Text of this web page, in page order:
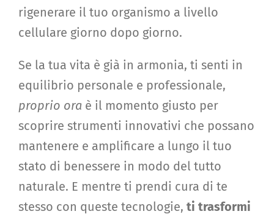
rigenerare il tuo organismo a livello
cellulare giorno dopo giorno.
Se la tua vita è già in armonia, ti senti in
equilibrio personale e professionale,
proprio ora è il momento giusto per
scoprire strumenti innovativi che possano
mantenere e amplificare a lungo il tuo
stato di benessere in modo del tutto
naturale. E mentre ti prendi cura di te
stesso con queste tecnologie, ti trasformi